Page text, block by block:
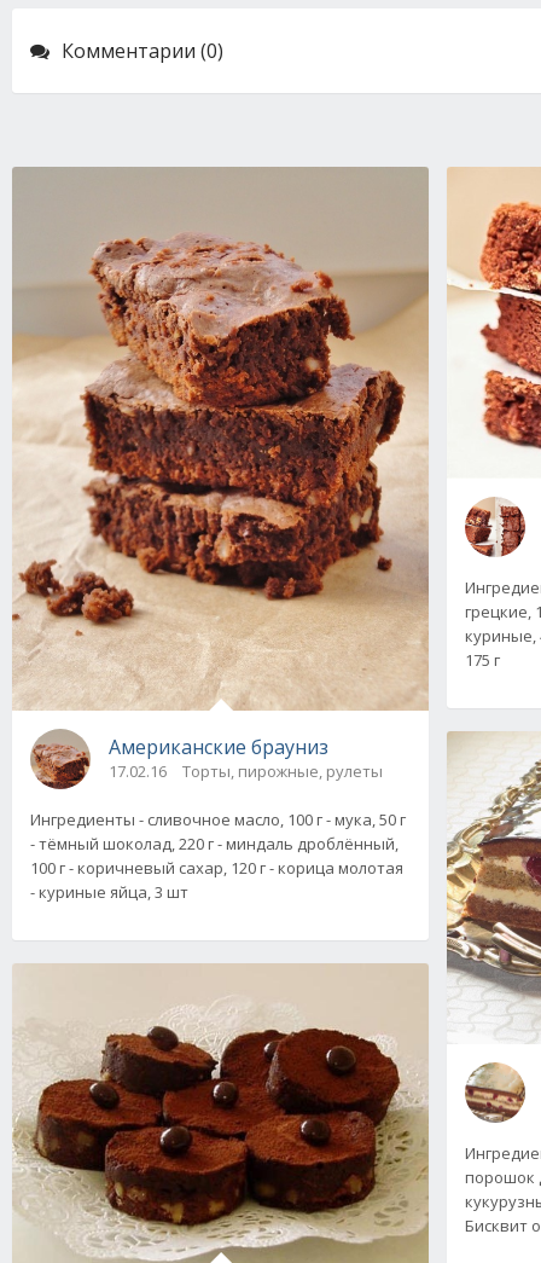
Комментарии (0)
Американские брауниз
17.02.16 Торты, пирожные, рулеты
Ингредиенты - сливочное масло, 100 г - мука, 50 г
- тёмный шоколад, 220 г - миндаль дроблённый,
100 г - коричневый сахар, 120 г - корица молотая
- куриные яйца, 3 шт
грецкие,
куриные,
175 г
порошок
Бисквит